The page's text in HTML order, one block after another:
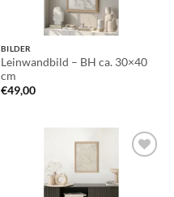
Wunschliste
BILDER
Leinwandbild – BH ca. 30×40
cm
€49,00
Auf die
Wunschliste